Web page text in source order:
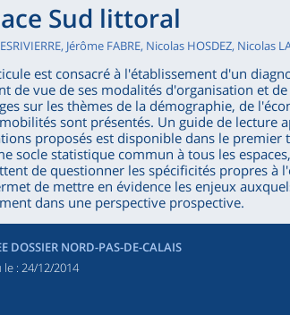
Sud littoral
Jérôme FABRE, Nicolas HOSDEZ, Nicolas
est consacré à l'établissement d'un
de vue de ses modalités d'organisation et
sur les thèmes de la démographie, de
sont présentés. Un guide de lecture
proposés est disponible dans le premier
socle statistique commun à tous les
de questionner les spécificités propres à
de mettre en évidence les enjeux
dans une perspective prospective.
DOSSIER NORD-PAS-DE-CALAIS
le : 24/12/2014